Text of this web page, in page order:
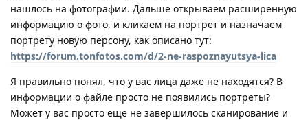
нашлось на фотографии. Дальше открываем расширенную
информацию о фото, и кликаем на портрет и назначаем
портрету новую персону, как описано тут:
https://forum.tonfotos.com/d/2-ne-raspoznayutsya-lica
Я правильно понял, что у вас лица даже не находятся? В
информации о файле просто не появились портреты?
Может у вас просто еще не завершилось сканирование и